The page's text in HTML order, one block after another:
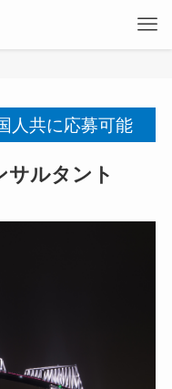
人共に応募可能
サルタント